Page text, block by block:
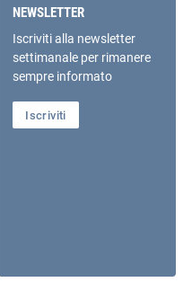
NEWSLETTER
Iscriviti alla newsletter
settimanale per rimanere
sempre informato
Iscriviti